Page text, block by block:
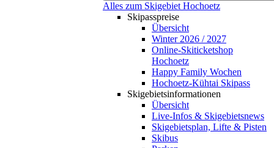
Alles zum Skigebiet Hochoetz
Skipasspreise
Übersicht
Winter 2026 / 2027
Online-Skiticketshop
Hochoetz
Happy Family Wochen
Hochoetz-Kühtai Skipass
Skigebietsinformationen
Übersicht
Live-Infos & Skigebietsnews
Skigebietsplan, Lifte & Pisten
Skibus